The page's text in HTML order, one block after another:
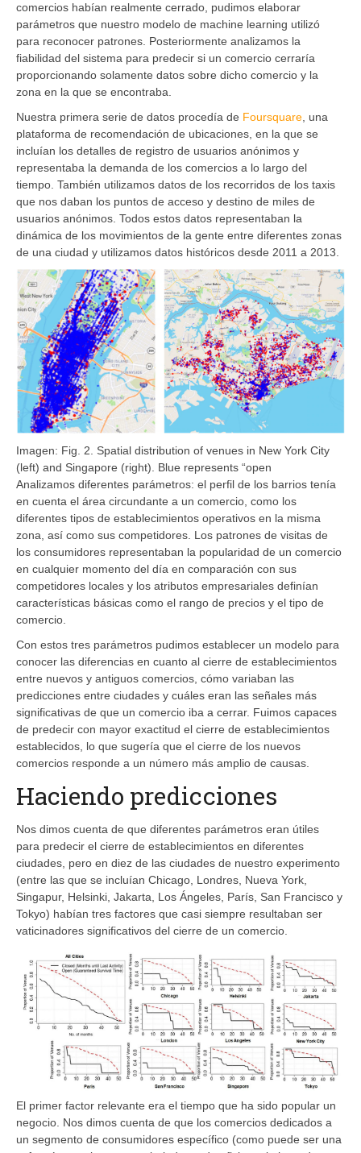
comercios habían realmente cerrado, pudimos elaborar
parámetros que nuestro modelo de machine learning utilizó
para reconocer patrones. Posteriormente analizamos la
fiabilidad del sistema para predecir si un comercio cerraría
proporcionando solamente datos sobre dicho comercio y la
zona en la que se encontraba.
Nuestra primera serie de datos procedía de Foursquare , una
plataforma de recomendación de ubicaciones, en la que se
incluían los detalles de registro de usuarios anónimos y
representaba la demanda de los comercios a lo largo del
tiempo. También utilizamos datos de los recorridos de los taxis
que nos daban los puntos de acceso y destino de miles de
usuarios anónimos. Todos estos datos representaban la
dinámica de los movimientos de la gente entre diferentes zonas
de una ciudad y utilizamos datos históricos desde 2011 a 2013.
Imagen: Fig. 2. Spatial distribution of venues in New York City
(left) and Singapore (right). Blue represents “open
Analizamos diferentes parámetros: el perfil de los barrios tenía
en cuenta el área circundante a un comercio, como los
diferentes tipos de establecimientos operativos en la misma
zona, así como sus competidores. Los patrones de visitas de
los consumidores representaban la popularidad de un comercio
en cualquier momento del día en comparación con sus
competidores locales y los atributos empresariales definían
características básicas como el rango de precios y el tipo de
comercio.
Con estos tres parámetros pudimos establecer un modelo para
conocer las diferencias en cuanto al cierre de establecimientos
entre nuevos y antiguos comercios, cómo variaban las
predicciones entre ciudades y cuáles eran las señales más
significativas de que un comercio iba a cerrar. Fuimos capaces
de predecir con mayor exactitud el cierre de establecimientos
establecidos, lo que sugería que el cierre de los nuevos
comercios responde a un número más amplio de causas.
Haciendo predicciones
Nos dimos cuenta de que diferentes parámetros eran útiles
para predecir el cierre de establecimientos en diferentes
ciudades, pero en diez de las ciudades de nuestro experimento
(entre las que se incluían Chicago, Londres, Nueva York,
Singapur, Helsinki, Jakarta, Los Ángeles, París, San Francisco y
Tokyo) habían tres factores que casi siempre resultaban ser
vaticinadores significativos del cierre de un comercio.
El primer factor relevante era el tiempo que ha sido popular un
negocio. Nos dimos cuenta de que los comercios dedicados a
un segmento de consumidores específico (como puede ser una